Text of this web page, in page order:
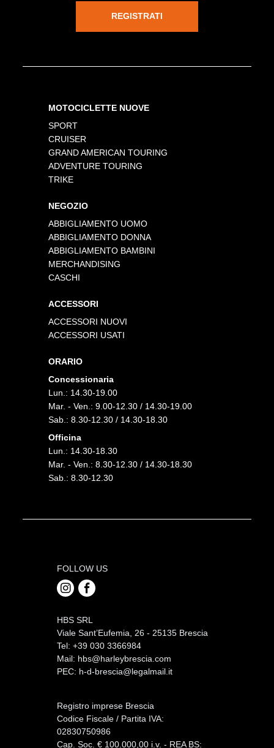
REGISTRATI
MOTOCICLETTE NUOVE
SPORT
CRUISER
GRAND AMERICAN TOURING
ADVENTURE TOURING
TRIKE
NEGOZIO
ABBIGLIAMENTO UOMO
ABBIGLIAMENTO DONNA
ABBIGLIAMENTO BAMBINI
MERCHANDISING
CASCHI
ACCESSORI
ACCESSORI NUOVI
ACCESSORI USATI
ORARIO
Concessionaria
Lun.: 14.30-19.00
Mar. - Ven.: 9.00-12.30 / 14.30-19.00
Sab.: 8.30-12.30 / 14.30-18.30
Officina
Lun.: 14.30-18.30
Mar. - Ven.: 8.30-12.30 / 14.30-18.30
Sab.: 8.30-12.30
FOLLOW US
HBS SRL
Viale Sant’Eufemia, 26 - 25135 Brescia
Tel: +39 030 3366984
Mail: hbs@harleybrescia.com
PEC: h-d-brescia@legalmail.it
Registro imprese Brescia
Codice Fiscale / Partita IVA:
02830750986
Cap. Soc. € 100.000,00 i.v. - REA BS: